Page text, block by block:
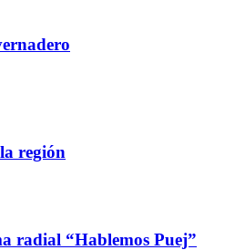
región
radial “Hablemos Puej”